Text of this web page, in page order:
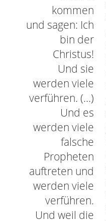
kommen
und sagen: Ich
bin der
Christus!
Und sie
werden viele
verführen. (…)
Und es
werden viele
falsche
Propheten
auftreten und
werden viele
verführen.
Und weil die